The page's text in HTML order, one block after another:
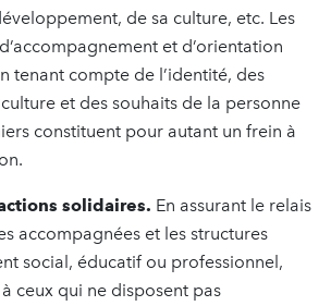
de sa culture, etc. Les
et d’orientation
tenant compte de l’identité, des
et des souhaits de la personne
constituent pour autant un frein à
solidaires. En assurant le relais
accompagnées et les structures
social, éducatif ou professionnel,
ceux qui ne disposent pas